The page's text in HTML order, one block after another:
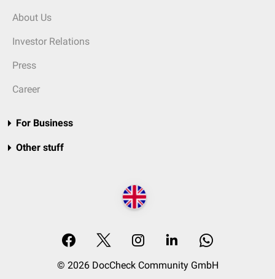
About Us
Investor Relations
Press
Career
For Business
Other stuff
© 2026 DocCheck Community GmbH